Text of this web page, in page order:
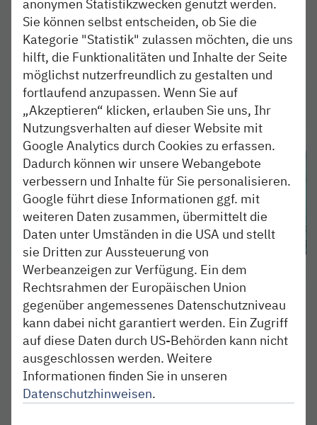
höher der Schaden, desto breiter das Ego. Wir
zahlen Millionen dafür. Muss das so?
weiterlesen
SO ISSES 07. DEZ 2018
Die Feuchttuchstörung
Warum hygienische Feuchttücher nach Meinung
unserer Fahrzeugtechniker vor allem nach Ärger
riechen.
weiterlesen
anonymen Statistikzwecken genutzt werden.
Sie können selbst entscheiden, ob Sie die
Kategorie "Statistik" zulassen möchten, die uns
hilft, die Funktionalitäten und Inhalte der Seite
möglichst nutzerfreundlich zu gestalten und
fortlaufend anzupassen. Wenn Sie auf
„Akzeptieren“ klicken, erlauben Sie uns, Ihr
Nutzungsverhalten auf dieser Website mit
Google Analytics durch Cookies zu erfassen.
Dadurch können wir unsere Webangebote
verbessern und Inhalte für Sie personalisieren.
Google führt diese Informationen ggf. mit
weiteren Daten zusammen, übermittelt die
Daten unter Umständen in die USA und stellt
sie Dritten zur Aussteuerung von
Werbeanzeigen zur Verfügung. Ein dem
Rechtsrahmen der Europäischen Union
gegenüber angemessenes Datenschutzniveau
kann dabei nicht garantiert werden. Ein Zugriff
auf diese Daten durch US-Behörden kann nicht
ausgeschlossen werden. Weitere
Informationen finden Sie in unseren
Datenschutzhinweisen.